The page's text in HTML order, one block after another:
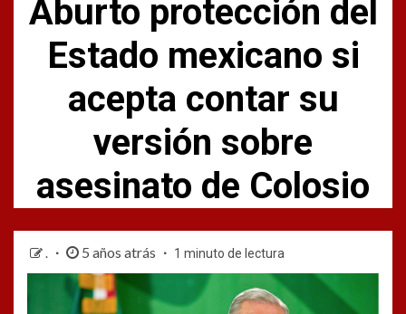
Aburto protección del
Estado mexicano si
acepta contar su
versión sobre
asesinato de Colosio
. 5 años atrás 1 minuto de lectura